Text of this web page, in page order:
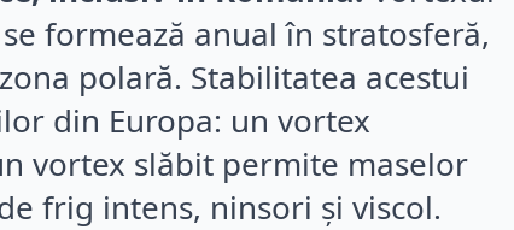
formează anual în stratosferă,
polară. Stabilitatea acestui
din Europa: un vortex
vortex slăbit permite maselor
frig intens, ninsori și viscol.